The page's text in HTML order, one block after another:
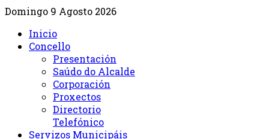
Domingo 9 Agosto 2026
Inicio
Concello
Presentación
Saúdo do Alcalde
Corporación
Proxectos
Directorio
Telefónico
Servizos Municipáis